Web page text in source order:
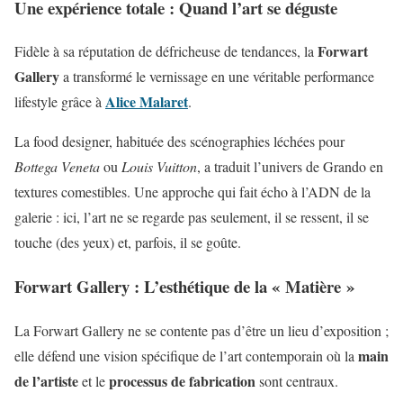
Une expérience totale : Quand l’art se déguste
Fidèle à sa réputation de défricheuse de tendances, laForwart
Gallerya transformé le vernissage en une véritable performance
lifestyle grâce àAlice Malaret.
La food designer, habituée des scénographies léchées pour
Bottega VenetaouLouis Vuitton, a traduit l’univers de Grando en
textures comestibles. Une approche qui fait écho à l’ADN de la
galerie : ici, l’art ne se regarde pas seulement, il se ressent, il se
touche (des yeux) et, parfois, il se goûte.
Forwart Gallery : L’esthétique de la « Matière »
La Forwart Gallery ne se contente pas d’être un lieu d’exposition ;
elle défend une vision spécifique de l’art contemporain où la main
de l’artisteet leprocessus de fabricationsont centraux.